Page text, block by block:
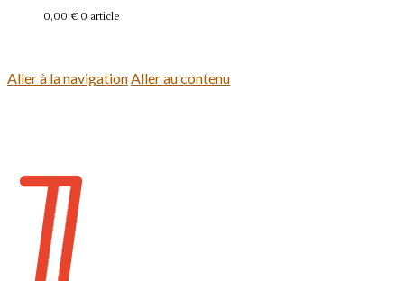
0,00 € 0 article
Aller à la navigationAller au contenu